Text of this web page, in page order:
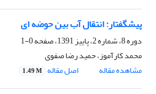
پیشگفتار: انتقال آب بین حوضه ای
دوره 8، شماره 2، پاییز 1391، صفحه
0-1
محمد کارآموز، حمید رضا صفوی
مشاهده مقاله
اصل مقاله 1.49 M